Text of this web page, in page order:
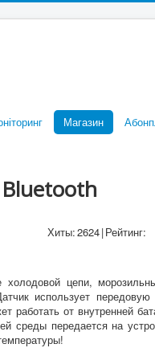
Магазин
Хиты:2624|Рейтинг:
цепи,
использует передовую
работать от внутренней
среды передается на